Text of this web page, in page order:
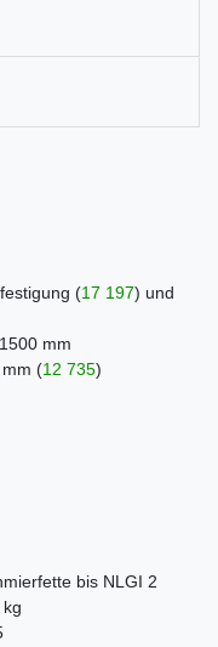
(17 197) und
mm
(12 735)
bis NLGI 2